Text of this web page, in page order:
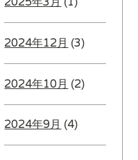
2024年12月 (3)
2024年10月 (2)
2024年9月 (4)